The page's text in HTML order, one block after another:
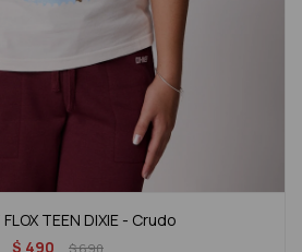
TEEN DIXIE - Crudo
$ 490 $690